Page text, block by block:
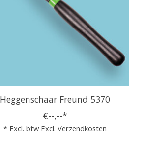
Heggenschaar Freund 5370
€--,--*
* Excl. btw Excl.Verzendkosten